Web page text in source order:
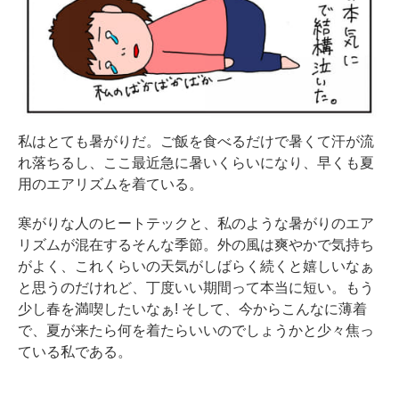
私はとても暑がりだ。ご飯を食べるだけで暑くて汗が流
れ落ちるし、ここ最近急に暑いくらいになり、早くも夏
用のエアリズムを着ている。
寒がりな人のヒートテックと、私のような暑がりのエア
リズムが混在するそんな季節。外の風は爽やかで気持ち
がよく、これくらいの天気がしばらく続くと嬉しいなぁ
と思うのだけれど、丁度いい期間って本当に短い。もう
少し春を満喫したいなぁ! そして、今からこんなに薄着
で、夏が来たら何を着たらいいのでしょうかと少々焦っ
ている私である。